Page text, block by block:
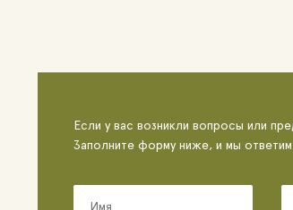
Если у вас возникли вопросы или
Заполните форму ниже, и мы ответим